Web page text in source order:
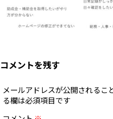
コメントを残す
メールアドレスが公開されるこ
る欄は必須項目です